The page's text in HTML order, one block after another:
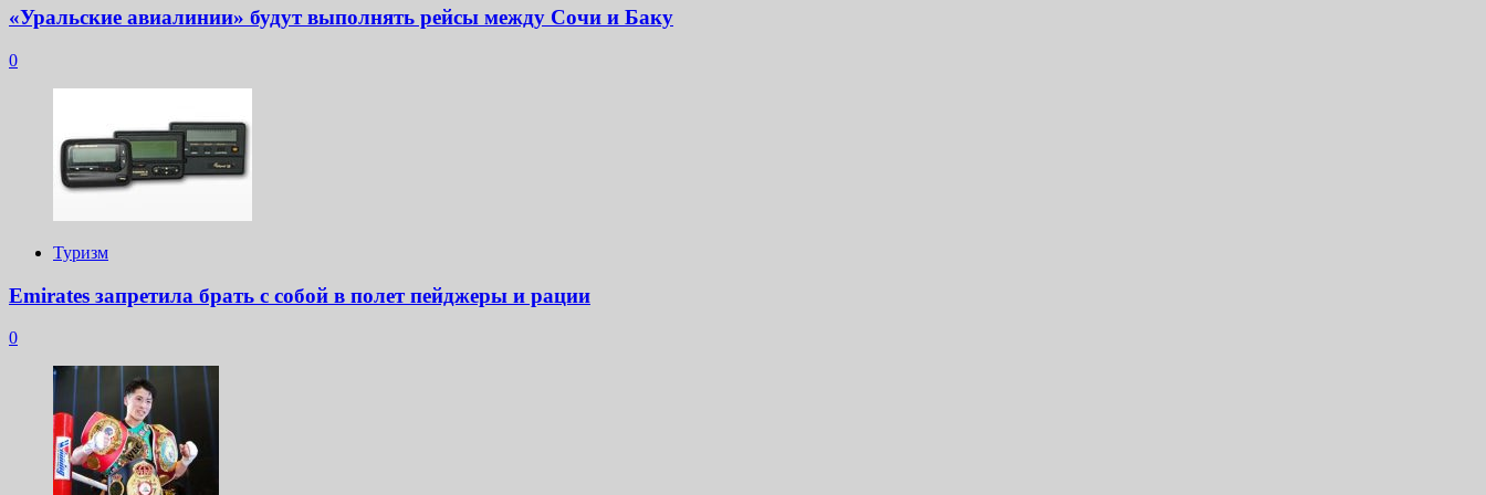
«Уральские авиалинии» будут выполнять рейсы между Сочи и Баку
0
Туризм
Emirates запретила брать с собой в полет пейджеры и рации
0